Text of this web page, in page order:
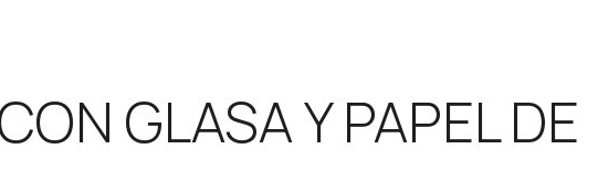
GLASA Y PAPEL DE